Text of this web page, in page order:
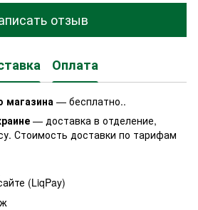
отзыв
Оплата
магазина — бесплатно..
— доставка в отделение,
Стоимость доставки по тарифам
(LiqPay)